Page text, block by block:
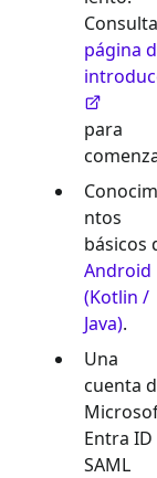
página
para
ntos
básicos
Android
(Kotlin /
Java).
Una
cuenta
Entra ID
SAML